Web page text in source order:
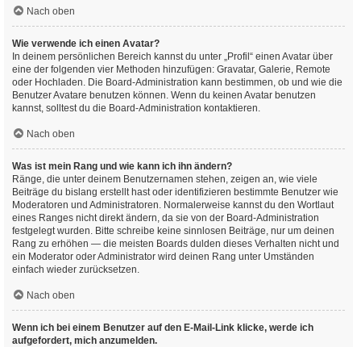
Nach oben
Wie verwende ich einen Avatar?
In deinem persönlichen Bereich kannst du unter „Profil“ einen Avatar über
eine der folgenden vier Methoden hinzufügen: Gravatar, Galerie, Remote
oder Hochladen. Die Board-Administration kann bestimmen, ob und wie die
Benutzer Avatare benutzen können. Wenn du keinen Avatar benutzen
kannst, solltest du die Board-Administration kontaktieren.
Nach oben
Was ist mein Rang und wie kann ich ihn ändern?
Ränge, die unter deinem Benutzernamen stehen, zeigen an, wie viele
Beiträge du bislang erstellt hast oder identifizieren bestimmte Benutzer wie
Moderatoren und Administratoren. Normalerweise kannst du den Wortlaut
eines Ranges nicht direkt ändern, da sie von der Board-Administration
festgelegt wurden. Bitte schreibe keine sinnlosen Beiträge, nur um deinen
Rang zu erhöhen — die meisten Boards dulden dieses Verhalten nicht und
ein Moderator oder Administrator wird deinen Rang unter Umständen
einfach wieder zurücksetzen.
Nach oben
Wenn ich bei einem Benutzer auf den E-Mail-Link klicke, werde ich
aufgefordert, mich anzumelden.